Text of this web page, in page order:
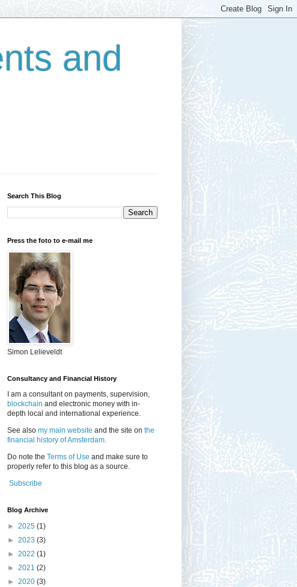
and
Search This Blog
Press the foto to e-mail me
Simon Lelieveldt
Consultancy and Financial History
I am a consultant on payments, supervision,
blockchain and electronic money with in-
depth local and international experience.
See also my main website and the site on the
financial history of Amsterdam.
Do note the Terms of Use and make sure to
properly refer to this blog as a source.
Subscribe
Blog Archive
► 2025 (1)
► 2023 (3)
► 2022 (1)
► 2021 (2)
► 2020 (3)